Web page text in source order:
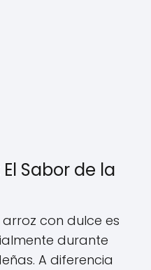
Sabor de la
con dulce es
durante
A diferencia